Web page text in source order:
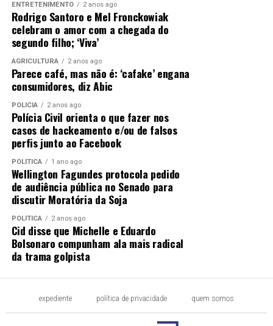
ENTRETENIMENTO 2 anos ago
Rodrigo Santoro e Mel Fronckowiak
celebram o amor com a chegada do
segundo filho; ‘Viva’
AGRICULTURA 2 anos ago
Parece café, mas não é: ‘cafake’ engana
consumidores, diz Abic
POLÍCIA 2 anos ago
Polícia Civil orienta o que fazer nos
casos de hackeamento e/ou de falsos
perfis junto ao Facebook
POLÍTICA 1 ano ago
Wellington Fagundes protocola pedido
de audiência pública no Senado para
discutir Moratória da Soja
POLÍTICA 2 anos ago
Cid disse que Michelle e Eduardo
Bolsonaro compunham ala mais radical
da trama golpista
expediente política de privacidade quem somos